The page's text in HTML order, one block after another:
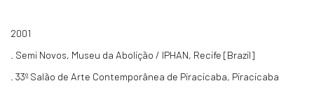
2001
. Semi Novos, Museu da Abolição / IPHAN, Recife [Brazil]
. 33º Salão de Arte Contemporânea de Piracicaba, Piracicaba